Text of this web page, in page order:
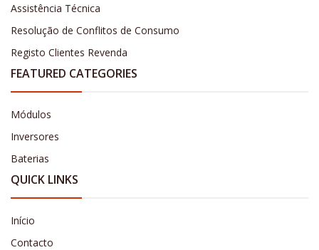
Assistência Técnica
Resolução de Conflitos de Consumo
Registo Clientes Revenda
FEATURED CATEGORIES
Módulos
Inversores
Baterias
QUICK LINKS
Início
Contacto